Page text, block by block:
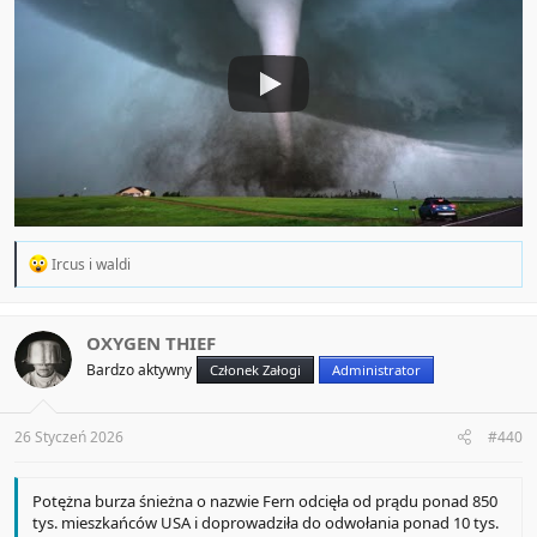
R
t
i
o
s
:
Ircus i waldi
OXYGEN THIEF
Bardzo aktywny Członek Załogi Administrator
26 Styczeń 2026 #440
Potężna burza śnieżna o nazwie Fern odcięła od prądu ponad 850
tys. mieszkańców USA i doprowadziła do odwołania ponad 10 tys.